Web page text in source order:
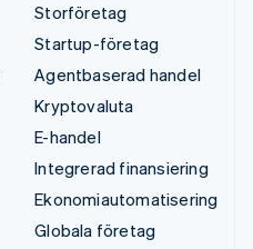
Storföretag
Startup-företag
Agentbaserad handel
Kryptovaluta
E-handel
Integrerad finansiering
Ekonomiautomatisering
Globala företag